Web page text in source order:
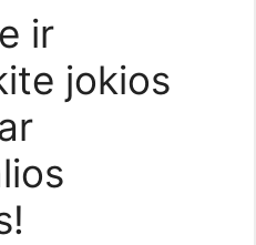
ir
jokios